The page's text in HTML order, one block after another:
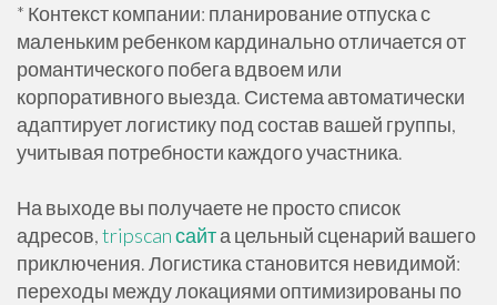
* Контекст компании: планирование отпуска с
маленьким ребенком кардинально отличается от
романтического побега вдвоем или
корпоративного выезда. Система автоматически
адаптирует логистику под состав вашей группы,
учитывая потребности каждого участника.
На выходе вы получаете не просто список
адресов,tripscan сайта цельный сценарий вашего
приключения. Логистика становится невидимой:
переходы между локациями оптимизированы по